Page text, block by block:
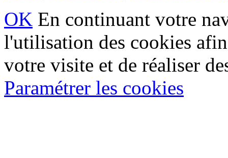
OK En continuant votre
l'utilisation des cookies
votre visite et de réaliser
Paramétrer les cookies